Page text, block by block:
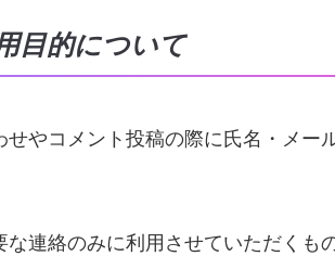
目的について
やコメント投稿の際に氏名・メー
連絡のみに利用させていただくも